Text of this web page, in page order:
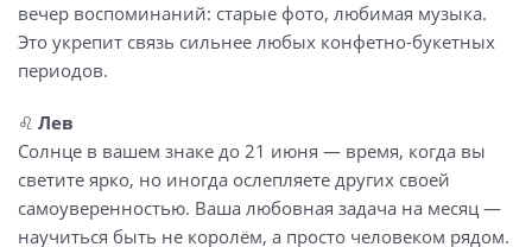
вечер воспоминаний: старые фото, любимая музыка.
Это укрепит связь сильнее любых конфетно-букетных
периодов.
♌ Лев
Солнце в вашем знаке до 21 июня — время, когда вы
светите ярко, но иногда ослепляете других своей
самоуверенностью. Ваша любовная задача на месяц —
научиться быть не королём, а просто человеком рядом.